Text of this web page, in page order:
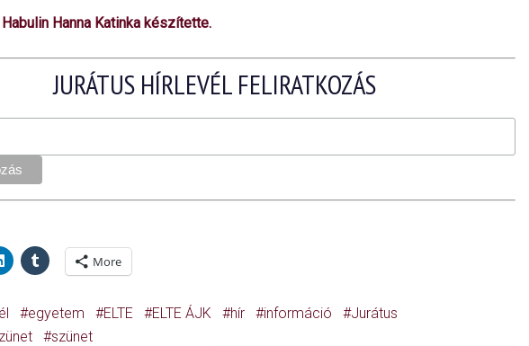
Hanna Katinka készítette.
JURÁTUS HÍRLEVÉL FELIRATKOZÁS
More
egyetem ELTE ELTE ÁJK hír információ
Jurátus
szünet